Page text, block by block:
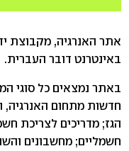
אתר האנרגיה, מקבוצת
באינטרנט דובר העברית.
באתר נמצאים כל סוגי
חדשות מתחום
הגז; מדריכים לצריכת
חשמליים; מחשבונים